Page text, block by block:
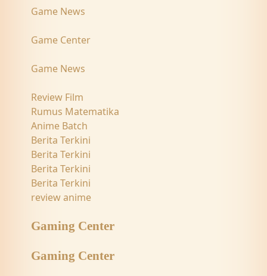
Game News
Game Center
Game News
Review Film
Rumus Matematika
Anime Batch
Berita Terkini
Berita Terkini
Berita Terkini
Berita Terkini
review anime
Gaming Center
Gaming Center